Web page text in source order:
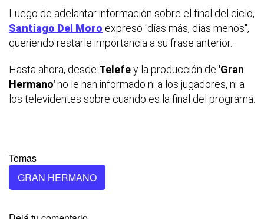
Luego de adelantar información sobre el final del ciclo,
Santiago Del Moro expresó "días más, días menos",
queriendo restarle importancia a su frase anterior.
Hasta ahora, desde Telefey la producción de 'Gran
Hermano'no le han informado ni a los jugadores, ni a
los televidentes sobre cuando es la final del programa.
Temas
GRAN HERMANO